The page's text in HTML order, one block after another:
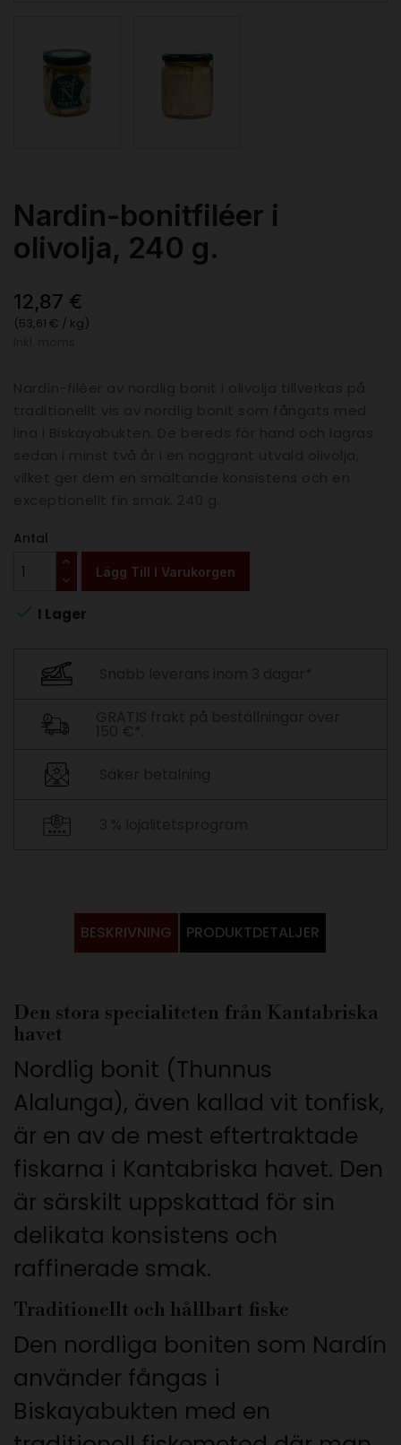
Nardin-bonitfiléer i
olivolja, 240 g.
12,87 €
(53,61 € / kg)
Antal
Lägg Till I Varukorgen
 I Lager
BESKRIVNING PRODUKTDETALJER
Den stora specialiteten från Kantabriska
havet
Nordlig bonit (Thunnus
Alalunga), även kallad vit tonfisk,
är en av de mest eftertraktade
fiskarna i Kantabriska havet. Den
är särskilt uppskattad för sin
delikata konsistens och
raffinerade smak.
Traditionellt och hållbart fiske
Den nordliga boniten som Nardín
använder fångas i
Biskayabukten med en